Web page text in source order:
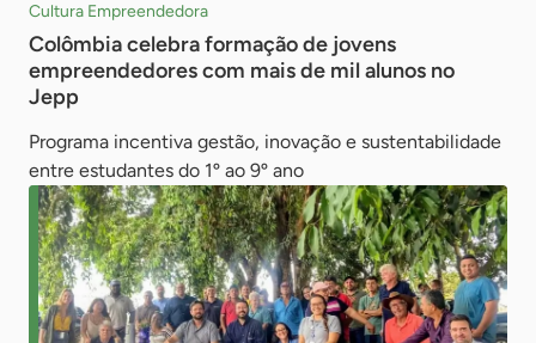
Cultura Empreendedora
Colômbia celebra formação de jovens
empreendedores com mais de mil alunos no
Jepp
Programa incentiva gestão, inovação e sustentabilidade
entre estudantes do 1º ao 9º ano